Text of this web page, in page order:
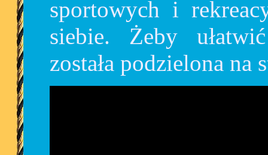
sportowych i
siebie. Żeby
została podzielona na